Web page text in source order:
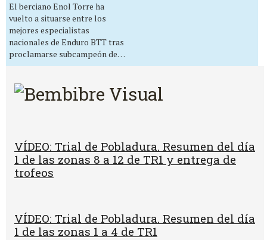
El berciano Enol Torre ha
vuelto a situarse entre los
mejores especialistas
nacionales de Enduro BTT tras
proclamarse subcampeón de…
VÍDEO: Trial de Pobladura. Resumen del día
1 de las zonas 8 a 12 de TR1 y entrega de
trofeos
VÍDEO: Trial de Pobladura. Resumen del día
1 de las zonas 1 a 4 de TR1